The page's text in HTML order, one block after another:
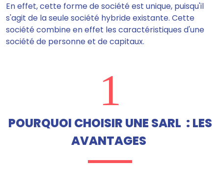
En effet, cette forme de société est unique, puisqu'il
s'agit de la seule société hybride existante. Cette
société combine en effet les caractéristiques d'une
société de personne et de capitaux.
1
POURQUOI CHOISIR UNE SARL : LES
AVANTAGES